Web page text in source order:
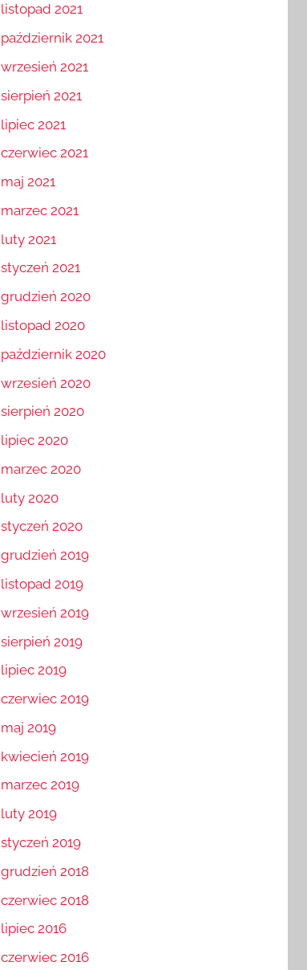
listopad 2021
październik 2021
wrzesień 2021
sierpień 2021
lipiec 2021
czerwiec 2021
maj 2021
marzec 2021
luty 2021
styczeń 2021
grudzień 2020
listopad 2020
październik 2020
wrzesień 2020
sierpień 2020
lipiec 2020
marzec 2020
luty 2020
styczeń 2020
grudzień 2019
listopad 2019
wrzesień 2019
sierpień 2019
lipiec 2019
czerwiec 2019
maj 2019
kwiecień 2019
marzec 2019
luty 2019
styczeń 2019
grudzień 2018
czerwiec 2018
lipiec 2016
czerwiec 2016